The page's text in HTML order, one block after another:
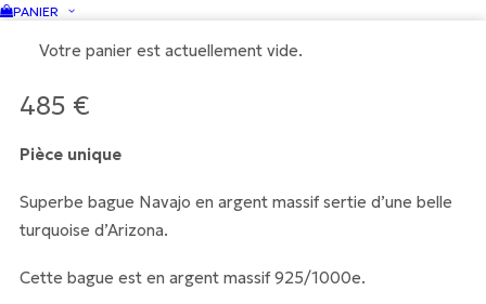
PANIER
Votre panier est actuellement vide.
485 €
Pièce unique
Superbe bague Navajo en argent massif sertie d’une belle
turquoise d’Arizona.
Cette bague est en argent massif 925/1000e.